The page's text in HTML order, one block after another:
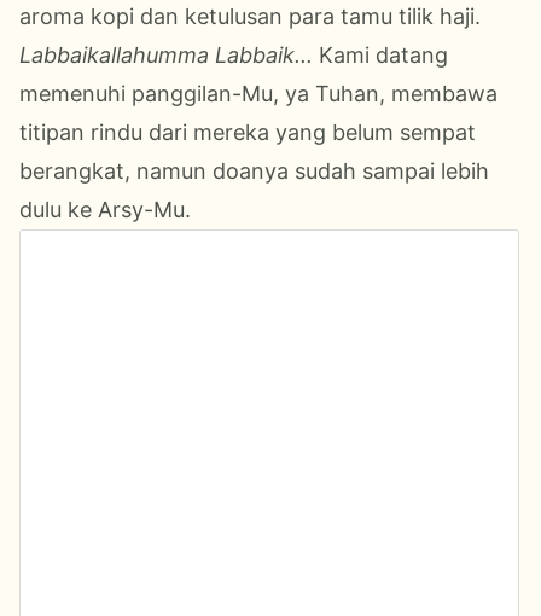
aroma kopi dan ketulusan para tamu tilik haji.
Labbaikallahumma Labbaik... Kami datang
memenuhi panggilan-Mu, ya Tuhan, membawa
titipan rindu dari mereka yang belum sempat
berangkat, namun doanya sudah sampai lebih
dulu ke Arsy-Mu.